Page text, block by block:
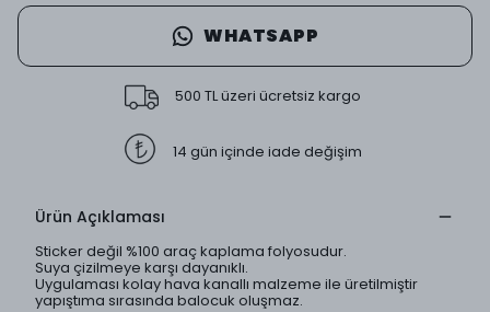
WHATSAPP
500 TL üzeri ücretsiz kargo
14 gün içinde iade değişim
Ürün Açıklaması
Sticker değil %100 araç kaplama folyosudur.
Suya çizilmeye karşı dayanıklı.
Uygulaması kolay hava kanallı malzeme ile üretilmiştir
yapıştıma sırasında balocuk oluşmaz.